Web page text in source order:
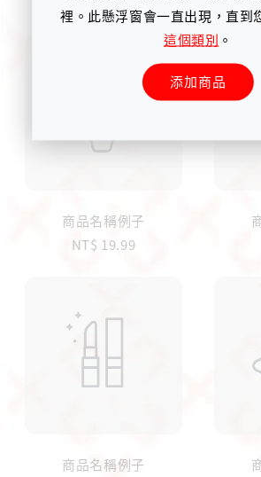
商品名稱例子
NT$ 19.99
商品名稱例子
裡。此懸浮窗會一直出現，直到
這個類別 。
添加商品